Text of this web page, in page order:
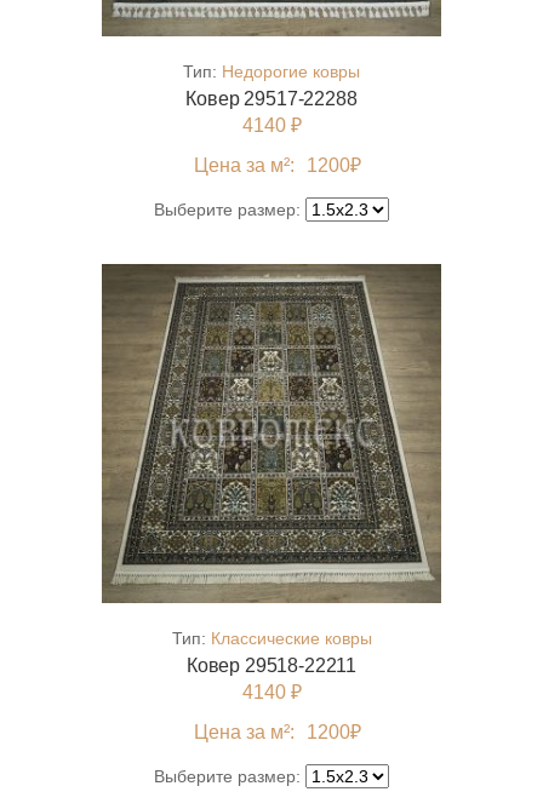
Тип: Недорогие ковры
Ковер 29517-22288
4140 ₽
Цена за м²:
1200₽
Выберите размер:
Тип: Классические ковры
Ковер 29518-22211
4140 ₽
Цена за м²:
1200₽
Выберите размер: